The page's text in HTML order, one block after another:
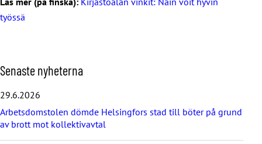
työssä
H
o
p
p
a
ö
v
Senaste nyheterna
29.6.2026
Arbetsdomstolen dömde Helsingfors stad till böter på grund
av brott mot kollektivavtal